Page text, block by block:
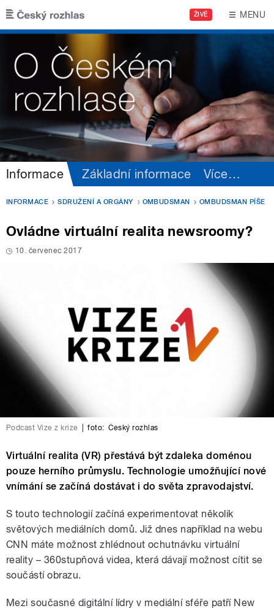
Přejít k hlavnímu obsahu
ŽIVĚ MENU
Informace Základní informace Více…
INFORMACE SDRUŽENÍ A ORGÁNY OMBUDSMAN OMBUDSMAN PÍŠE
Ovládne virtuální realita newsroomy?
10. červenec 2017
Podcast Vize z krize foto: Český rozhlas
Virtuální realita (VR) přestává být zdaleka doménou
pouze herního průmyslu. Technologie umožňující nové
vnímání se začíná dostávat i do světa zpravodajství.
S touto technologií začíná experimentovat několik
světových mediálních domů. Již dnes například na webu
CNN máte možnost zhlédnout ochutnávku virtuální
reality – 360stupňová videa, která dávají možnost cítit se
součástí obrazu.
Mezi současné digitální lídry v mediální sféře patří New